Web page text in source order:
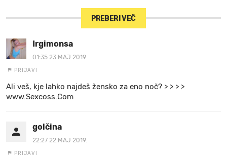
PREBERI VEČ
Irgimonsa
01:35 23.MAJ 2019.
PRIJAVI
Ali veš, kje lahko najdeš žensko za eno noč? > > > >
www.Sexcoss.Com
golčina
22:27 22.MAJ 2019.
PRIJAVI